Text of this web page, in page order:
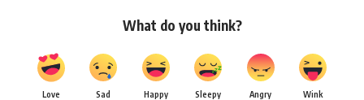
What do you think?
Love Sad Happy Sleepy Angry Wink